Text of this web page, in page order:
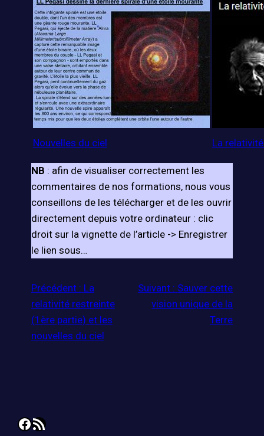
Nouvelles du ciel La
NB : afin de visualiser correctement les
commentaires de nos formations, nous vous
conseillons de les télécharger et de les ouvrir
directement depuis votre ordinateur : clic
droit sur la vignette de l’article -> Enregistrer
le lien sous…
Précédent : La
relativité restreinte
(1ère partie) et les
nouvelles du ciel
Suivant : Sauver cette
vision unique de la
Terre
Facebook
Flux RSS